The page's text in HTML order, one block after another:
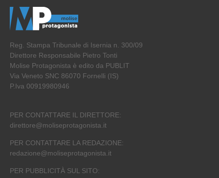
Reg. Stampa Tribunale di Isernia n. 300/09
Direttore Responsabile Pietro Tonti
Molise Protagonista è edito da PUBLIT
Via Veneto SNC 86070 Fornelli (IS)
P.Iva 00919980946
PER CONTATTARE IL DIRETTORE:
direttore@moliseprotagonista.it
PER CONTATTARE LA REDAZIONE:
redazione@moliseprotagonista.it
PER PUBBLICITÀ SUL SITO: